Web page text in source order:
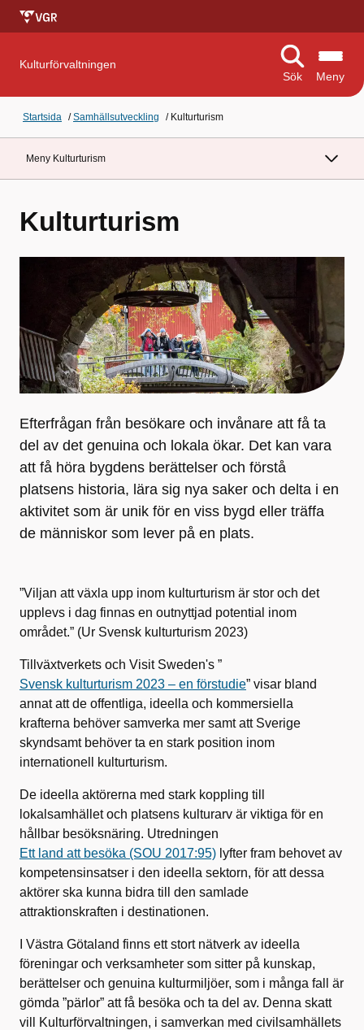
Kulturförvaltningen
Sök
Meny
Startsida /Samhällsutveckling / Kulturturism
Meny Kulturturism
Kulturturism
Efterfrågan från besökare och invånare att få ta
del av det genuina och lokala ökar. Det kan vara
att få höra bygdens berättelser och förstå
platsens historia, lära sig nya saker och delta i en
aktivitet som är unik för en viss bygd eller träffa
de människor som lever på en plats.
”Viljan att växla upp inom kulturturism är stor och det
upplevs i dag finnas en outnyttjad potential inom
området.” (Ur Svensk kulturturism 2023)
Tillväxtverkets och Visit Sweden's ”
Svensk kulturturism 2023 – en förstudie” visar bland
annat att de offentliga, ideella och kommersiella
krafterna behöver samverka mer samt att Sverige
skyndsamt behöver ta en stark position inom
internationell kulturturism.
De ideella aktörerna med stark koppling till
lokalsamhället och platsens kulturarv är viktiga för en
hållbar besöksnäring. Utredningen
Ett land att besöka (SOU 2017:95) lyfter fram behovet av
kompetensinsatser i den ideella sektorn, för att dessa
aktörer ska kunna bidra till den samlade
attraktionskraften i destinationen.
I Västra Götaland finns ett stort nätverk av ideella
föreningar och verksamheter som sitter på kunskap,
berättelser och genuina kulturmiljöer, som i många fall är
gömda ”pärlor” att få besöka och ta del av. Denna skatt
vill Kulturförvaltningen, i samverkan med civilsamhällets